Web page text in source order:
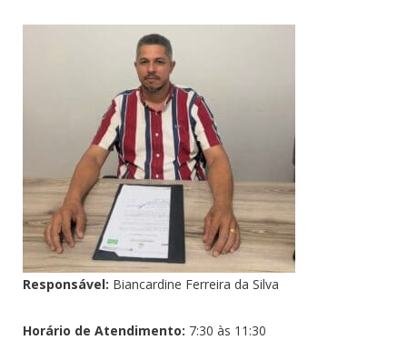
Responsável: Biancardine Ferreira da Silva
Horário de Atendimento: 7:30 às 11:30